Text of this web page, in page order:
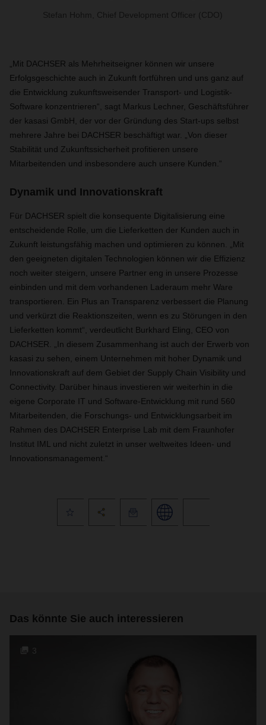
Stefan Hohm, Chief Development Officer (CDO)
„Mit DACHSER als Mehrheitseigner können wir unsere
Erfolgsgeschichte auch in Zukunft fortführen und uns ganz auf
die Entwicklung zukunftsweisender Transport- und Logistik-
Software konzentrieren“, sagt Markus Lechner, Geschäftsführer
der kasasi GmbH, der vor der Gründung des Start-ups selbst
mehrere Jahre bei DACHSER beschäftigt war. „Von dieser
Stabilität und Zukunftssicherheit profitieren unsere
Mitarbeitenden und insbesondere auch unsere Kunden.“
Dynamik und Innovationskraft
Für DACHSER spielt die konsequente Digitalisierung eine
entscheidende Rolle, um die Lieferketten der Kunden auch in
Zukunft leistungsfähig machen und optimieren zu können. „Mit
den geeigneten digitalen Technologien können wir die Effizienz
noch weiter steigern, unsere Partner eng in unsere Prozesse
einbinden und mit dem vorhandenen Laderaum mehr Ware
transportieren. Ein Plus an Transparenz verbessert die Planung
und verkürzt die Reaktionszeiten, wenn es zu Störungen in den
Lieferketten kommt“, verdeutlicht Burkhard Eling, CEO von
DACHSER. „In diesem Zusammenhang ist auch der Erwerb von
kasasi zu sehen, einem Unternehmen mit hoher Dynamik und
Innovationskraft auf dem Gebiet der Supply Chain Visibility und
Connectivity. Darüber hinaus investieren wir weiterhin in die
eigene Corporate IT und Software-Entwicklung mit rund 560
Mitarbeitenden, die Forschungs- und Entwicklungsarbeit im
Rahmen des DACHSER Enterprise Lab mit dem Fraunhofer
Institut IML und nicht zuletzt in unser weltweites Ideen- und
Innovationsmanagement.“
Das könnte Sie auch interessieren
3